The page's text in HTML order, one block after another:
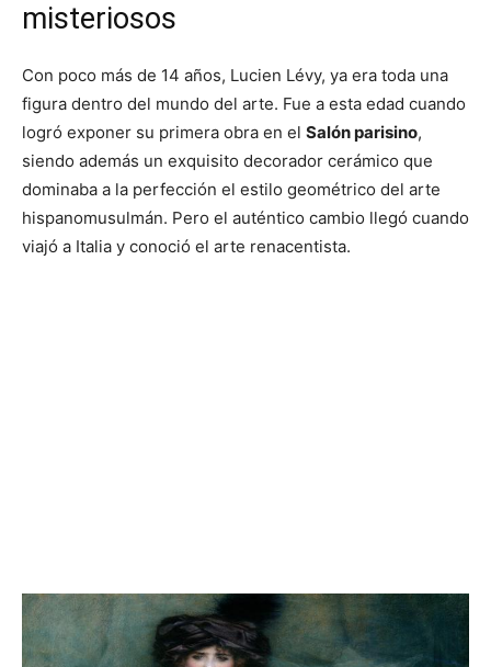
misteriosos
Con poco más de 14 años, Lucien Lévy, ya era toda una
figura dentro del mundo del arte. Fue a esta edad cuando
logró exponer su primera obra en el Salón parisino,
siendo además un exquisito decorador cerámico que
dominaba a la perfección el estilo geométrico del arte
hispanomusulmán. Pero el auténtico cambio llegó cuando
viajó a Italia y conoció el arte renacentista.